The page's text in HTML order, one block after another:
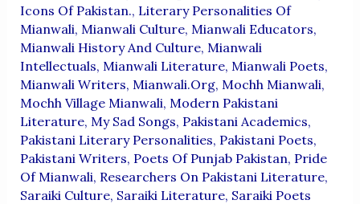
Icons Of Pakistan., Literary Personalities Of
Mianwali, Mianwali Culture, Mianwali Educators,
Mianwali History And Culture, Mianwali
Intellectuals, Mianwali Literature, Mianwali Poets,
Mianwali Writers, Mianwali.org, Mochh Mianwali,
Mochh Village Mianwali, Modern Pakistani
Literature, My Sad Songs, Pakistani Academics,
Pakistani Literary Personalities, Pakistani Poets,
Pakistani Writers, Poets Of Punjab Pakistan, Pride
Of Mianwali, Researchers On Pakistani Literature,
Saraiki Culture, Saraiki Literature, Saraiki Poets